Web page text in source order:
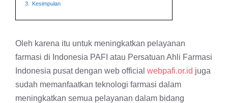
3. Kesimpulan
Oleh karena itu untuk meningkatkan pelayanan
farmasi di Indonesia PAFI atau Persatuan Ahli Farmasi
Indonesia pusat dengan web official webpafi.or.id juga
sudah memanfaatkan teknologi farmasi dalam
meningkatkan semua pelayanan dalam bidang